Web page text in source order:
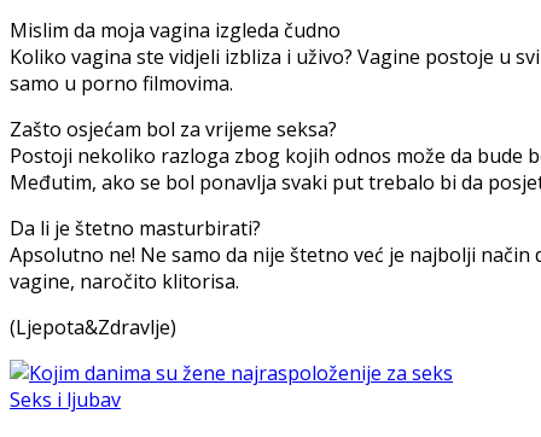
Mislim da moja vagina izgleda čudno
Koliko vagina ste vidjeli izbliza i uživo? Vagine postoje u
samo u porno filmovima.
Zašto osjećam bol za vrijeme seksa?
Postoji nekoliko razloga zbog kojih odnos može da bude
Međutim, ako se bol ponavlja svaki put trebalo bi da
Da li je štetno masturbirati?
Apsolutno ne! Ne samo da nije štetno već je najbolji
vagine, naročito klitorisa.
(Ljepota&Zdravlje)
Seks i ljubav